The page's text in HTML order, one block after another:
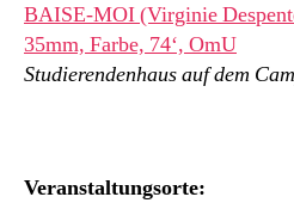
BAISE-MOI (Virginie
35mm, Farbe, 74‘, OmU
Studierendenhaus auf dem
Veranstaltungsorte: